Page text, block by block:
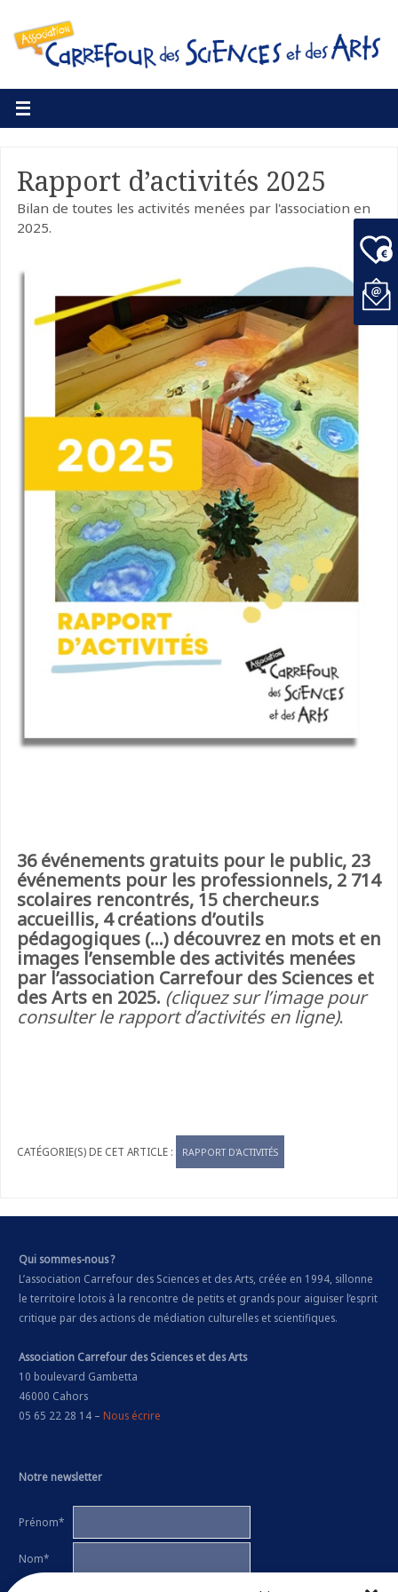
Rapport d’activités 2025
Bilan de toutes les activités menées par l'association en
2025.
36 événements gratuits pour le public, 23
événements pour les professionnels, 2 714
scolaires rencontrés, 15 chercheur.s
accueillis, 4 créations d’outils
pédagogiques (…) découvrez en mots et en
images l’ensemble des activités menées
par l’association Carrefour des Sciences et
des Arts en 2025. (cliquez sur l’image pour
consulter le rapport d’activités en ligne).
RAPPORT D'ACTIVITÉS
Qui sommes-nous ?
L’association Carrefour des Sciences et des Arts, créée en 1994, sillonne
le territoire lotois à la rencontre de petits et grands pour aiguiser l’esprit
critique par des actions de médiation culturelles et scientifiques.
Association Carrefour des Sciences et des Arts
10 boulevard Gambetta
46000 Cahors
05 65 22 28 14 – Nous écrire
Notre newsletter
Prénom*
Nom*